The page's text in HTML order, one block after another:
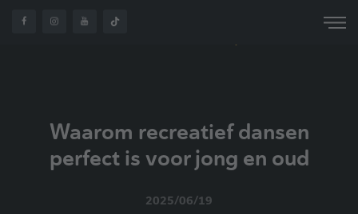
OVER
Waarom recreatief dansen
perfect is voor jong en oud
2025/06/19